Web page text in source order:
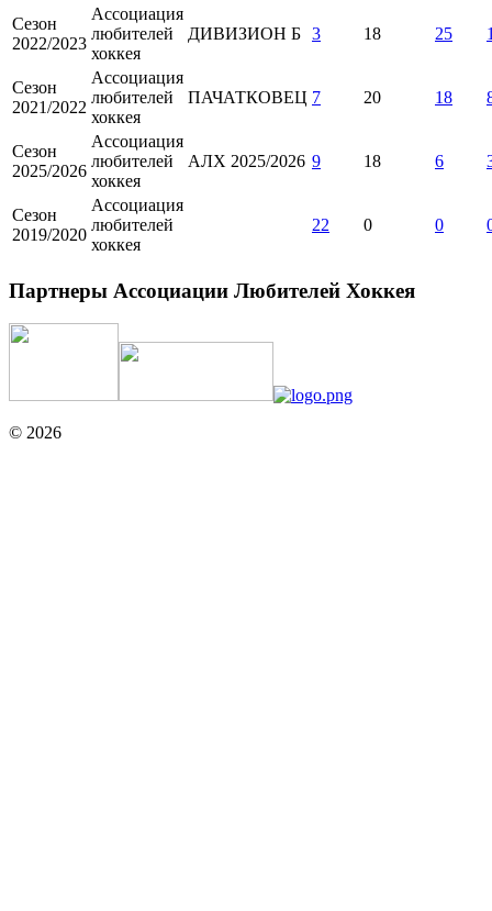
Сезон
2022/2023
Ассоциация
любителей
хоккея
ДИВИЗИОН Б 3 18 25
Сезон
2021/2022
Ассоциация
любителей
хоккея
ПАЧАТКОВЕЦ 7 20 18
Сезон
2025/2026
Ассоциация
любителей
хоккея
АЛХ 2025/2026 9 18 6
Сезон
2019/2020
Ассоциация
любителей
хоккея
22 0 0
Партнеры Ассоциации Любителей Хоккея
© 2026